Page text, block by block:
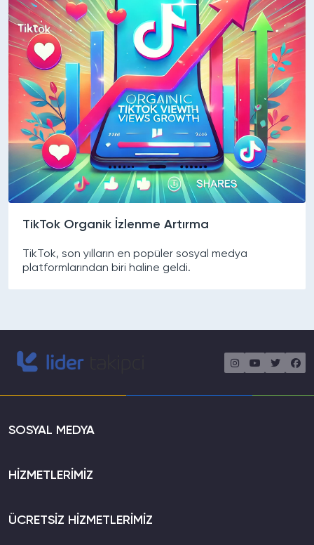
TikTok Organik İzlenme Artırma
TikTok, son yılların en popüler sosyal medya
platformlarından biri haline geldi.
SOSYAL MEDYA
HİZMETLERİMİZ
ÜCRETSİZ HİZMETLERİMİZ